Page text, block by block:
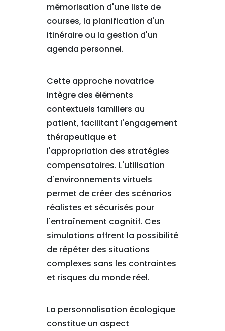
mémorisation d'une liste de
courses, la planification d'un
itinéraire ou la gestion d'un
agenda personnel.
Cette approche novatrice
intègre des éléments
contextuels familiers au
patient, facilitant l'engagement
thérapeutique et
l'appropriation des stratégies
compensatoires. L'utilisation
d'environnements virtuels
permet de créer des scénarios
réalistes et sécurisés pour
l'entraînement cognitif. Ces
simulations offrent la possibilité
de répéter des situations
complexes sans les contraintes
et risques du monde réel.
La personnalisation écologique
constitue un aspect